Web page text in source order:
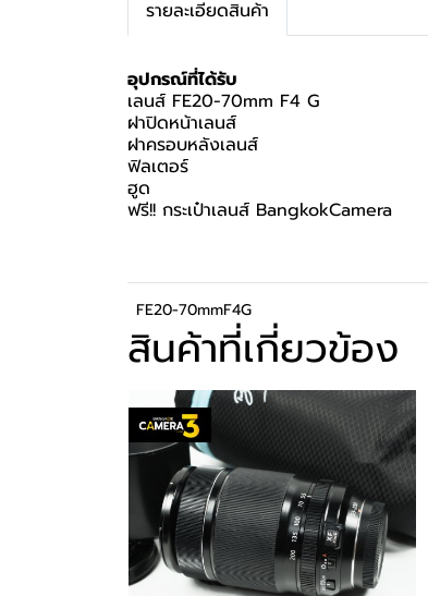
รายละเอียดสินค้า
อุปกรณ์ที่ได้รับ
เลนส์ FE20-70mm F4 G
ฝาปิดหน้าเลนส์
ฝาครอบหลังเลนส์
ฟิลเตอร์
ฮูด
ฟรี!! กระเป๋าเลนส์ BangkokCamera
FE20-70mmF4G
สินค้าที่เกี่ยวข้อง